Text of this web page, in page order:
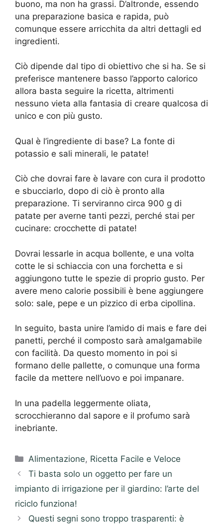
buono, ma non ha grassi. D’altronde, essendo
una preparazione basica e rapida, può
comunque essere arricchita da altri dettagli ed
ingredienti.
Ciò dipende dal tipo di obiettivo che si ha. Se si
preferisce mantenere basso l’apporto calorico
allora basta seguire la ricetta, altrimenti
nessuno vieta alla fantasia di creare qualcosa di
unico e con più gusto.
Qual è l’ingrediente di base? La fonte di
potassio e sali minerali, le patate!
Ciò che dovrai fare è lavare con cura il prodotto
e sbucciarlo, dopo di ciò è pronto alla
preparazione. Ti serviranno circa 900 g di
patate per averne tanti pezzi, perché stai per
cucinare: crocchette di patate!
Dovrai lessarle in acqua bollente, e una volta
cotte le si schiaccia con una forchetta e si
aggiungono tutte le spezie di proprio gusto. Per
avere meno calorie possibili è bene aggiungere
solo: sale, pepe e un pizzico di erba cipollina.
In seguito, basta unire l’amido di mais e fare dei
panetti, perché il composto sarà amalgamabile
con facilità. Da questo momento in poi si
formano delle pallette, o comunque una forma
facile da mettere nell’uovo e poi impanare.
In una padella leggermente oliata,
scrocchieranno dal sapore e il profumo sarà
inebriante.
Categorie
Alimentazione, Ricetta Facile e Veloce
Ti basta solo un oggetto per fare un
impianto di irrigazione per il giardino: l’arte del
riciclo funziona!
Questi segni sono troppo trasparenti: è